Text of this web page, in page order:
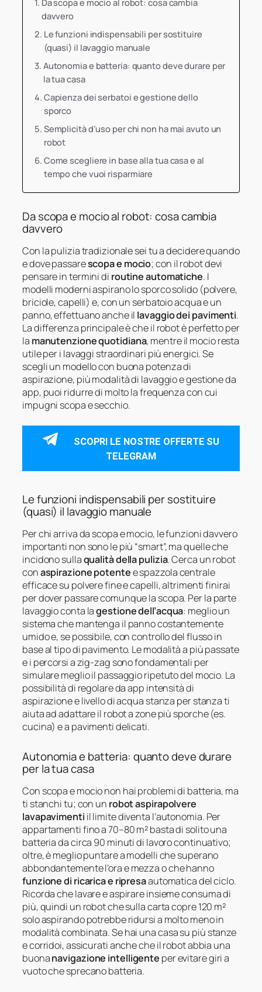
Da scopa e mocio al robot: cosa cambia
davvero
Le funzioni indispensabili per sostituire
(quasi) il lavaggio manuale
Autonomia e batteria: quanto deve durare per
la tua casa
Capienza dei serbatoi e gestione dello
sporco
Semplicità d’uso per chi non ha mai avuto un
robot
Come scegliere in base alla tua casa e al
tempo che vuoi risparmiare
Da scopa e mocio al robot: cosa cambia
davvero
Con la pulizia tradizionale sei tu a decidere quando
e dove passarescopa e mocio; con il robot devi
pensare in termini di routine automatiche. I
modelli moderni aspirano lo sporco solido (polvere,
briciole, capelli) e, con un serbatoio acqua e un
panno, effettuano anche il lavaggio dei pavimenti.
La differenza principale è che il robot è perfetto per
la manutenzione quotidiana, mentre il mocio resta
utile per i lavaggi straordinari più energici. Se
scegli un modello con buona potenza di
aspirazione, più modalità di lavaggio e gestione da
app, puoi ridurre di molto la frequenza con cui
impugni scopa e secchio.
SCOPRI LE NOSTRE OFFERTE SU
TELEGRAM
Le funzioni indispensabili per sostituire
(quasi) il lavaggio manuale
Per chi arriva da scopa e mocio, le funzioni davvero
importanti non sono le più “smart”, ma quelle che
incidono sullaqualità della pulizia. Cerca un robot
conaspirazione potentee spazzola centrale
efficace su polvere fine e capelli, altrimenti finirai
per dover passare comunque la scopa. Per la parte
lavaggio conta lagestione dell’acqua: meglio un
sistema che mantenga il panno costantemente
umido e, se possibile, con controllo del flusso in
base al tipo di pavimento. Le modalità a più passate
e i percorsi a zig-zag sono fondamentali per
simulare meglio il passaggio ripetuto del mocio. La
possibilità di regolare da app intensità di
aspirazione e livello di acqua stanza per stanza ti
aiuta ad adattare il robot a zone più sporche (es.
cucina) e a pavimenti delicati.
Autonomia e batteria: quanto deve durare
per la tua casa
Con scopa e mocio non hai problemi di batteria, ma
ti stanchi tu; con un robot aspirapolvere
lavapavimenti il limite diventa l’autonomia. Per
appartamenti fino a 70–80 m² basta di solito una
batteria da circa 90 minuti di lavoro continuativo;
oltre, è meglio puntare a modelli che superano
abbondantemente l’ora e mezza o che hanno
funzione di ricarica e ripresaautomatica del ciclo.
Ricorda che lavare e aspirare insieme consuma di
più, quindi un robot che sulla carta copre 120 m²
solo aspirando potrebbe ridursi a molto meno in
modalità combinata. Se hai una casa su più stanze
e corridoi, assicurati anche che il robot abbia una
buonanavigazione intelligente per evitare giri a
vuoto che sprecano batteria.